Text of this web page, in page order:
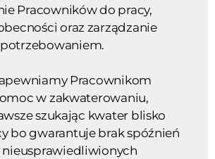
Pracowników do pracy,
oraz zarządzanie
Pracownikom
w zakwaterowaniu,
szukając kwater blisko
bo gwarantuje brak spóźnień
nieusprawiedliwionych